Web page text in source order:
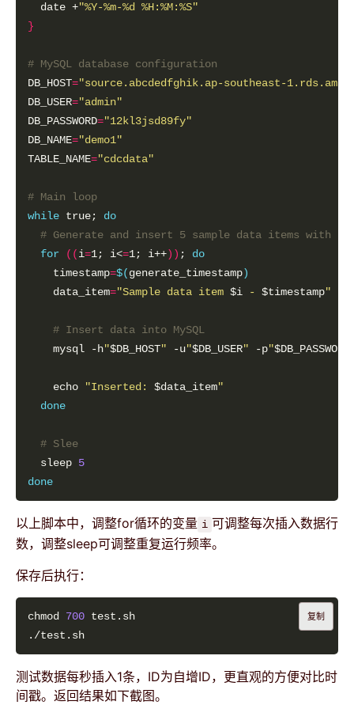
  date +
"%Y-%m-%d %H:%M:%S"
}
# MySQL database configuration
DB_HOST="source.abcdedfghik.ap-southeast-
DB_USER="admin"
DB_PASSWORD="12kl3jsd89fy"
DB_NAME="demo1"
TABLE_NAME="cdcdata"
# Main loop
while true; do
# Generate and insert 5 sample data items with
for
((i=1; i<=1; i++)) ; do
    timestamp
=$(generate_timestamp)
    data_item
="Sample data item $i - $timestamp"
# Insert data into MySQL
    mysql -h
"$DB_HOST" -u"$DB_USER" -p"$DB_PASSWORD
    echo
"Inserted: $data_item"
done
# Slee
  sleep
5
done
以上脚本中，调整for循环的变量 i 可调整每次插入数据行
数，调整sleep可调整重复运行频率。
保存后执行：
chmod 700 复制
测试数据每秒插入1条，ID为自增ID，更直观的方便对比时
间戳。返回结果如下截图。